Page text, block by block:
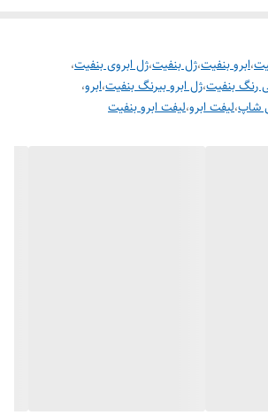
،ابرو بنفیت،ژل بنفیت،ژل ابروی بنفیت،
رنگ بنفیت،ژل ابرو بیرنگ بنفیت،ابرو،
شاپ،لیفت ابرو،لیفت ابرو بنفیت